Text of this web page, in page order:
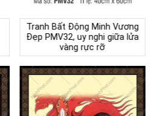
Tranh Bất Động Minh Vương
Đẹp PMV32, uy nghi giữa lửa
vàng rực rỡ